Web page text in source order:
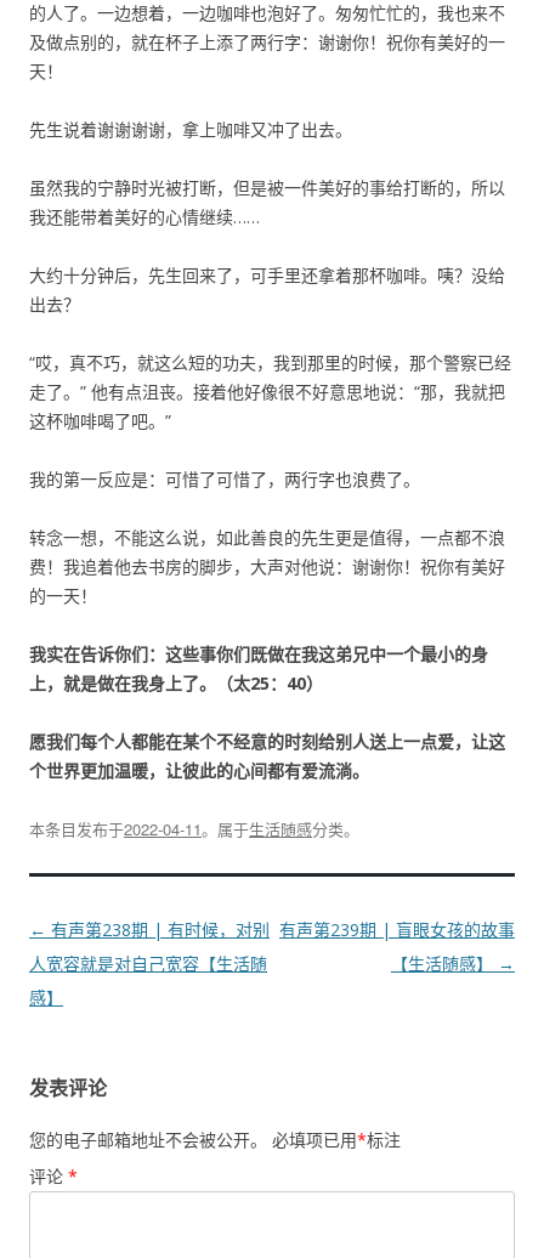
的人了。一边想着，一边咖啡也泡好了。匆匆忙忙的，我也来不
及做点别的，就在杯子上添了两行字：谢谢你！祝你有美好的一
天！
先生说着谢谢谢谢，拿上咖啡又冲了出去。
虽然我的宁静时光被打断，但是被一件美好的事给打断的，所以
我还能带着美好的心情继续……
大约十分钟后，先生回来了，可手里还拿着那杯咖啡。咦？没给
出去？
“哎，真不巧，就这么短的功夫，我到那里的时候，那个警察已经
走了。” 他有点沮丧。接着他好像很不好意思地说：“那，我就把
这杯咖啡喝了吧。”
我的第一反应是：可惜了可惜了，两行字也浪费了。
转念一想，不能这么说，如此善良的先生更是值得，一点都不浪
费！我追着他去书房的脚步，大声对他说：谢谢你！祝你有美好
的一天！
我实在告诉你们：这些事你们既做在我这弟兄中一个最小的身
上，就是做在我身上了。（太25：40）
愿我们每个人都能在某个不经意的时刻给别人送上一点爱，让这
个世界更加温暖，让彼此的心间都有爱流淌。
本条目发布于2022-04-11。属于生活随感分类。
文
章
导
← 有声第238期 | 有时候，对别
人宽容就是对自己宽容【生活随
感】
有声第239期 | 盲眼女孩的故事
【生活随感】
→
发表评论
您的电子邮箱地址不会被公开。 必填项已用*标注
评论 *